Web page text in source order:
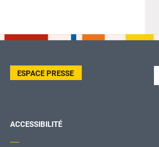
ESPACE PRESSE
ACCESSIBILITÉ